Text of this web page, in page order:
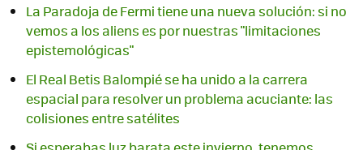
La Paradoja de Fermi tiene una nueva solución: si no
vemos a los aliens es por nuestras "limitaciones
epistemológicas"
El Real Betis Balompié se ha unido a la carrera
espacial para resolver un problema acuciante: las
colisiones entre satélites